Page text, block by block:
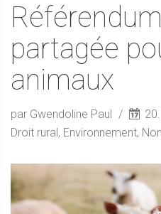
partagée
animaux
par Gwendoline Paul
Droit rural, Environnement,